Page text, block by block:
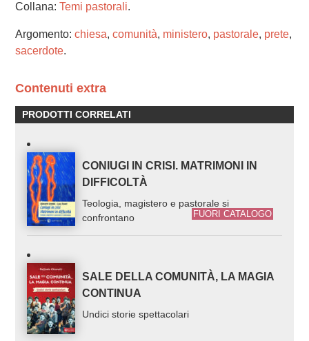
Collana: Temi pastorali.
Argomento: chiesa, comunità, ministero, pastorale, prete,
sacerdote.
Contenuti extra
PRODOTTI CORRELATI
CONIUGI IN CRISI. MATRIMONI IN
DIFFICOLTÀ
Teologia, magistero e pastorale si
confrontano
FUORI CATALOGO
SALE DELLA COMUNITÀ, LA MAGIA
CONTINUA
Undici storie spettacolari